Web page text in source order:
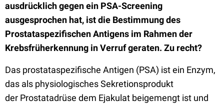
ausdrücklich gegen ein PSA-Screening
ausgesprochen hat, ist die Bestimmung des
Prostataspezifischen Antigens im Rahmen der
Krebsfrüherkennung in Verruf geraten. Zu recht?
Das prostataspezifische Antigen (PSA) ist ein Enzym,
das als physiologisches Sekretionsprodukt
der Prostatadrüse dem Ejakulat beigemengt ist und